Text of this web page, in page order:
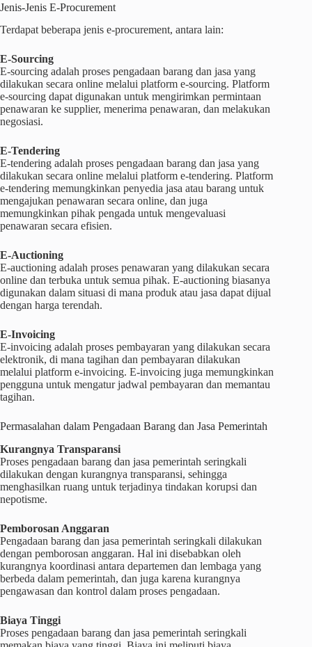
Jenis-Jenis E-Procurement
Terdapat beberapa jenis e-procurement, antara lain:
E-Sourcing
E-sourcing adalah proses pengadaan barang dan jasa yang
dilakukan secara online melalui platform e-sourcing. Platform
e-sourcing dapat digunakan untuk mengirimkan permintaan
penawaran ke supplier, menerima penawaran, dan melakukan
negosiasi.
E-Tendering
E-tendering adalah proses pengadaan barang dan jasa yang
dilakukan secara online melalui platform e-tendering. Platform
e-tendering memungkinkan penyedia jasa atau barang untuk
mengajukan penawaran secara online, dan juga
memungkinkan pihak pengada untuk mengevaluasi
penawaran secara efisien.
E-Auctioning
E-auctioning adalah proses penawaran yang dilakukan secara
online dan terbuka untuk semua pihak. E-auctioning biasanya
digunakan dalam situasi di mana produk atau jasa dapat dijual
dengan harga terendah.
E-Invoicing
E-invoicing adalah proses pembayaran yang dilakukan secara
elektronik, di mana tagihan dan pembayaran dilakukan
melalui platform e-invoicing. E-invoicing juga memungkinkan
pengguna untuk mengatur jadwal pembayaran dan memantau
tagihan.
Permasalahan dalam Pengadaan Barang dan Jasa Pemerintah
Kurangnya Transparansi
Proses pengadaan barang dan jasa pemerintah seringkali
dilakukan dengan kurangnya transparansi, sehingga
menghasilkan ruang untuk terjadinya tindakan korupsi dan
nepotisme.
Pemborosan Anggaran
Pengadaan barang dan jasa pemerintah seringkali dilakukan
dengan pemborosan anggaran. Hal ini disebabkan oleh
kurangnya koordinasi antara departemen dan lembaga yang
berbeda dalam pemerintah, dan juga karena kurangnya
pengawasan dan kontrol dalam proses pengadaan.
Biaya Tinggi
Proses pengadaan barang dan jasa pemerintah seringkali